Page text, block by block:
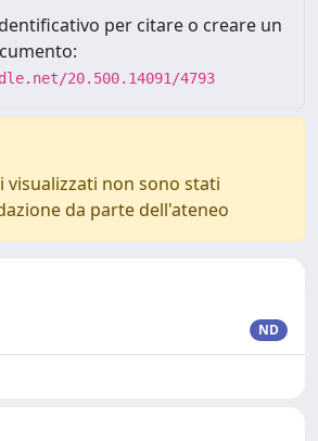
per citare o creare un
20.500.14091/4793
visualizzati non sono stati
da parte dell'ateneo
ND